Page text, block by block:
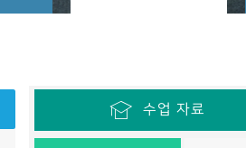
수업 자료